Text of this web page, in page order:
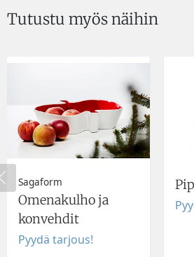
Tutustu myös näihin
Sagaform
Omenakulho ja
konvehdit
Pyydä tarjous!